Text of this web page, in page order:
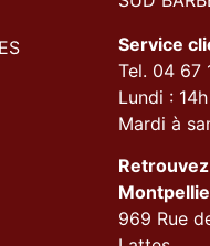
Service
Tel. 04 67
Lundi :
Mardi à
969 Rue